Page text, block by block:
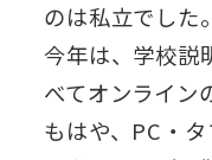
のは私立でした。
今年は、学校説
べてオンライン
もはや、PC・